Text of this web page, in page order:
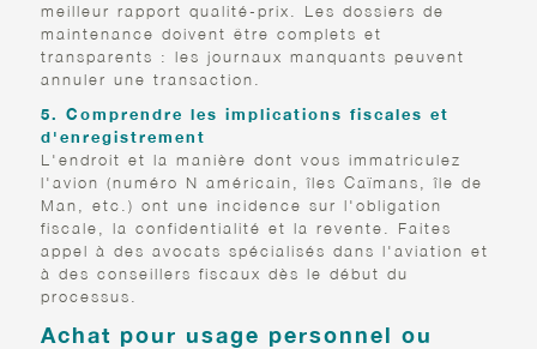
meilleur rapport qualité-prix. Les dossiers de
maintenance doivent être complets et
transparents : les journaux manquants peuvent
annuler une transaction.
5. Comprendre les implications fiscales et
d'enregistrement
L'endroit et la manière dont vous immatriculez
l'avion (numéro N américain, îles Caïmans, île de
Man, etc.) ont une incidence sur l'obligation
fiscale, la confidentialité et la revente. Faites
appel à des avocats spécialisés dans l'aviation et
à des conseillers fiscaux dès le début du
processus.
Achat pour usage personnel ou